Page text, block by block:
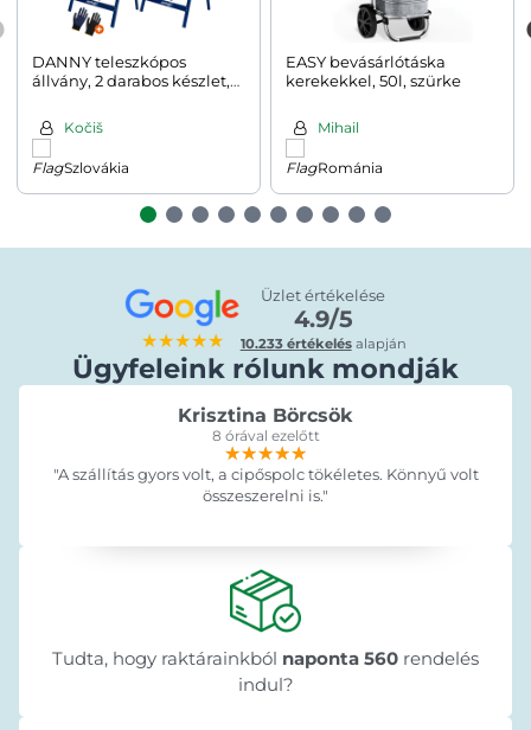
DANNY teleszkópos
állvány, 2 darabos készlet,
130cm, ezüst/kék
Kočiš
Szlovákia
EASY bevásárlótáska
kerekekkel, 50l, szürke
Mihail
Románia
★★★★★
Üzlet értékelése
4.9/5
10.233 értékelésalapján
Ügyfeleink rólunk mondják
Krisztina Börcsök
8 órával ezelőtt
★★★★★
★★★★★
★★★★★
"A szállítás gyors volt, a cipőspolc tökéletes. Könnyű volt
összeszerelni is."
Tudta, hogy raktárainkból naponta 560 rendelés
indul?